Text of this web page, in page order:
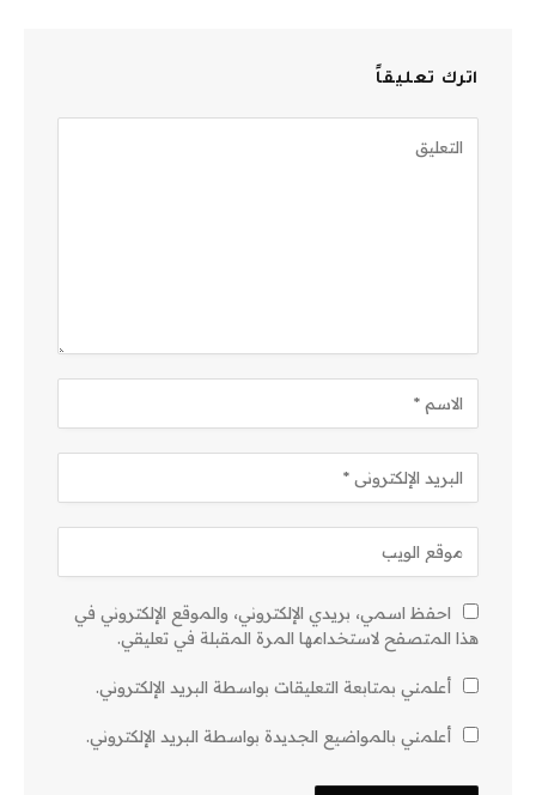
اترك تعليقاً
احفظ اسمي، بريدي الإلكتروني، والموقع الإلكتروني في
هذا المتصفح لاستخدامها المرة المقبلة في تعليقي.
أعلمني بمتابعة التعليقات بواسطة البريد الإلكتروني.
أعلمني بالمواضيع الجديدة بواسطة البريد الإلكتروني.